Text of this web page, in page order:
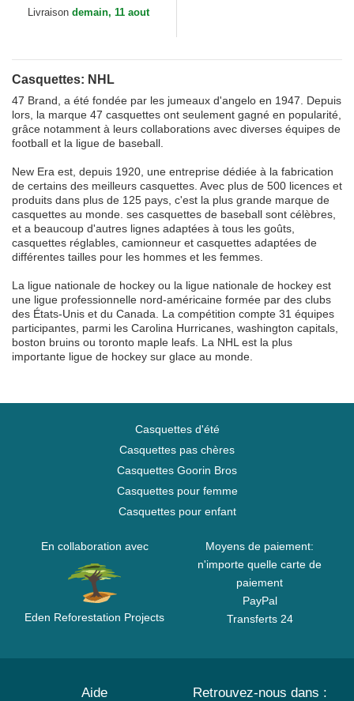
EraLivraison demain, 11 aout
Casquettes: NHL
47 Brand, a été fondée par les jumeaux d'angelo en 1947. Depuis
lors, la marque 47 casquettes ont seulement gagné en popularité,
grâce notamment à leurs collaborations avec diverses équipes de
football et la ligue de baseball.
New Era est, depuis 1920, une entreprise dédiée à la fabrication
de certains des meilleurs casquettes. Avec plus de 500 licences et
produits dans plus de 125 pays, c'est la plus grande marque de
casquettes au monde. ses casquettes de baseball sont célèbres,
et a beaucoup d'autres lignes adaptées à tous les goûts,
casquettes réglables, camionneur et casquettes adaptées de
différentes tailles pour les hommes et les femmes.
La ligue nationale de hockey ou la ligue nationale de hockey est
une ligue professionnelle nord-américaine formée par des clubs
des États-Unis et du Canada. La compétition compte 31 équipes
participantes, parmi les Carolina Hurricanes, washington capitals,
boston bruins ou toronto maple leafs. La NHL est la plus
importante ligue de hockey sur glace au monde.
Casquettes d'été
Casquettes pas chères
Casquettes Goorin Bros
Casquettes pour femme
Casquettes pour enfant
En collaboration avec
Eden Reforestation Projects
Moyens de paiement:
n'importe quelle carte de
paiement
PayPal
Transferts 24
Aide Retrouvez-nous dans :